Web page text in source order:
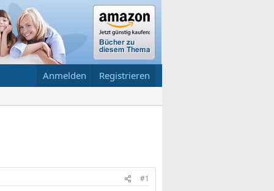
Anmelden Registrieren
#1